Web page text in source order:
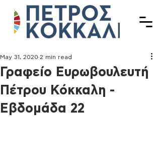
Γραφείο Ευρωβουλευτή
Πέτρου Κόκκαλη -
Εβδομάδα 22
May 31, 2020 2 min read